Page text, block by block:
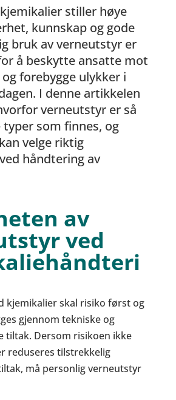
stiller høye
kunnskap og gode
bruk av verneutstyr er
å beskytte ansatte mot
forebygge ulykker i
I denne artikkelen
verneutstyr er så
som finnes, og
velge riktig
håndtering av
av
ved
kjemikalier skal risiko først og
gjennom tekniske og
tiltak. Dersom risikoen ikke
reduseres tilstrekkelig
må personlig verneutstyr